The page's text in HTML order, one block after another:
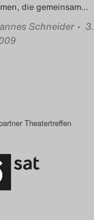
die gemeinsam…
Schneider • 3.
Theatertreffen